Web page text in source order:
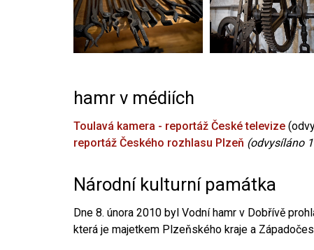
hamr v médiích
Toulavá kamera - reportáž České televize
reportáž Českého rozhlasu Plzeň (odvysíláno
Národní kulturní památka
Dne 8. února 2010 byl Vodní hamr v Dobřívě
která je majetkem Plzeňského kraje a